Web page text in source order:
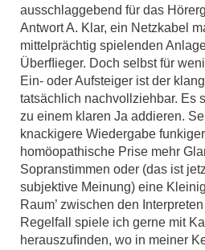
ausschlaggebend für das
Antwort A. Klar, ein Netzkabel
mittelprächtig spielenden
Überﬂieger. Doch selbst für
Ein- oder Aufsteiger ist der
tatsächlich nachvollziehbar. Es
zu einem klaren Ja addieren.
knackigere Wiedergabe
homöopathische Prise mehr
Sopranstimmen oder (das ist
subjektive Meinung) eine
Raum’ zwischen den
Regelfall spiele ich gerne mit
herauszuﬁnden, wo in meiner